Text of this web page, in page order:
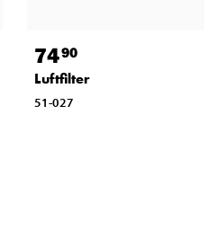
7490
Luftfilter
51-027